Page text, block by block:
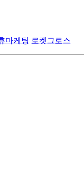
마케팅 로켓그로스